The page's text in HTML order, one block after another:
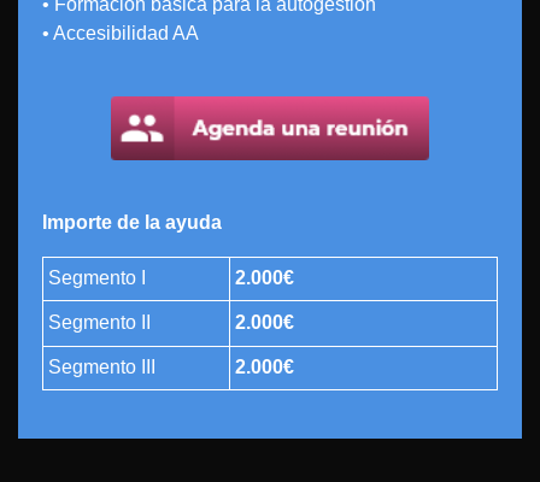
• Formación básica para la autogestión
• Accesibilidad AA
Importe de la ayuda
Segmento I 2.000€
Segmento II 2.000€
Segmento III 2.000€